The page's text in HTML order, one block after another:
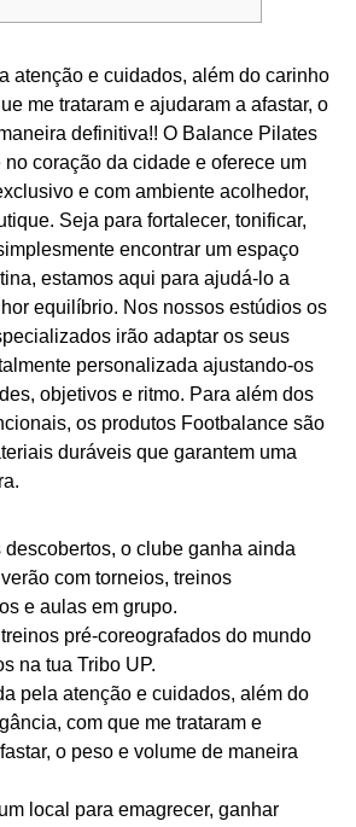
atenção e cuidados, além do carinho
me trataram e ajudaram a afastar, o
definitiva!! O Balance Pilates
coração da cidade e oferece um
e com ambiente acolhedor,
Seja para fortalecer, tonificar,
encontrar um espaço
estamos aqui para ajudá-lo a
equilíbrio. Nos nossos estúdios os
irão adaptar os seus
personalizada ajustando-os
objetivos e ritmo. Para além dos
os produtos Footbalance são
duráveis que garantem uma
descobertos, o clube ganha ainda
com torneios, treinos
e aulas em grupo.
pré-coreografados do mundo
na tua Tribo UP.
pela atenção e cuidados, além do
com que me trataram e
o peso e volume de maneira
local para emagrecer, ganhar